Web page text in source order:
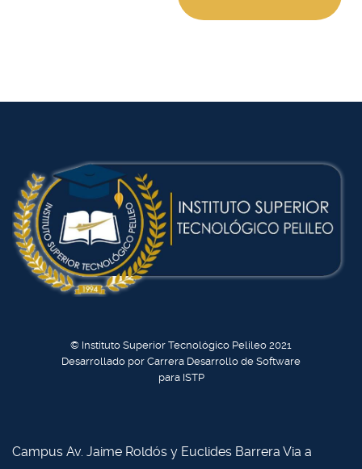
© Instituto Superior Tecnológico Pelileo 2021
Desarrollado por Carrera Desarrollo de Software
para ISTP
Campus Av. Jaime Roldós y Euclides Barrera Via a